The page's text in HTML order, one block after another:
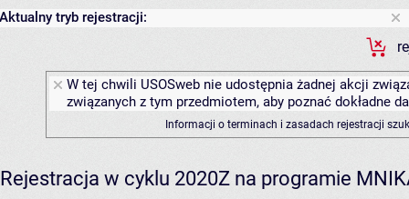
Aktualny tryb rejestracji:
W tej chwili USOSweb nie udostępnia żadnej akcji
związanych z tym przedmiotem, aby poznać dokładne
Informacji o terminach i zasadach rejestracji
Rejestracja w cyklu 2020Z na programie